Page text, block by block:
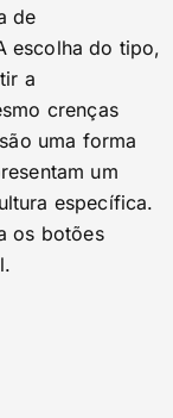
de
escolha do tipo,
a
crenças
uma forma
um
específica.
os botões